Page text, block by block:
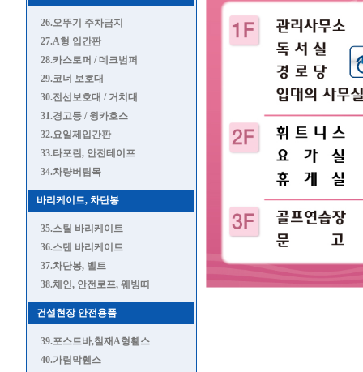
26.오뚜기 주차금지
27.A형 입간판
28.카스토퍼 / 데크범퍼
29.코너 보호대
30.전선보호대 / 거치대
31.경고등 / 윙카호스
32.요일제입간판
33.타포린, 안전테이프
34.차량버팀목
바리케이트, 차단봉
35.스틸 바리케이트
36.스텐 바리케이트
37.차단봉, 벨트
38.체인, 안전로프, 웨빙띠
건설현장 안전용품
39.포스트바,철재A형휀스
40.가림막휀스